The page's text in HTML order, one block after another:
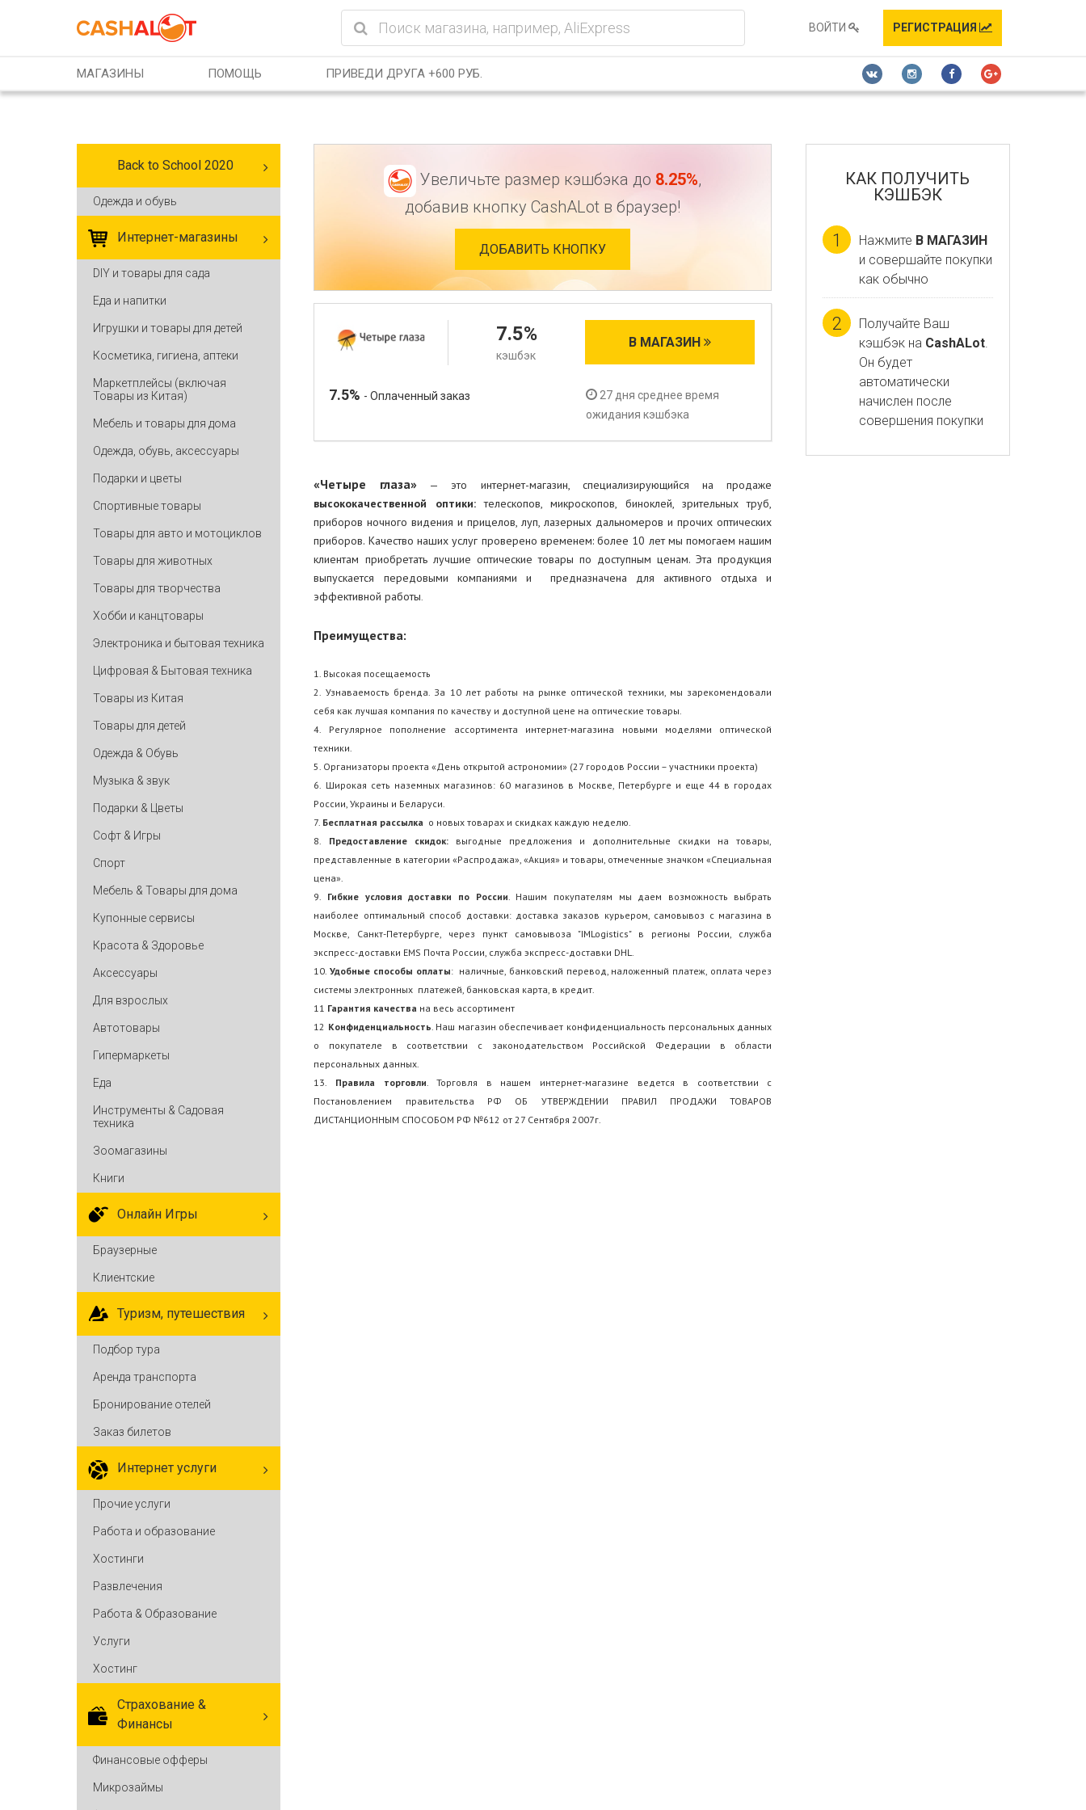
ВОЙТИ
РЕГИСТРАЦИЯ
МАГАЗИНЫ ПОМОЩЬ ПРИВЕДИ ДРУГА +600 РУБ.
Back to School 2020
Одежда и обувь
Интернет-магазины
DIY и товары для сада
Еда и напитки
Игрушки и товары для детей
Косметика, гигиена, аптеки
Маркетплейсы (включая
Товары из Китая)
Мебель и товары для дома
Одежда, обувь, аксессуары
Подарки и цветы
Спортивные товары
Товары для авто и мотоциклов
Товары для животных
Товары для творчества
Хобби и канцтовары
Электроника и бытовая техника
Цифровая & Бытовая техника
Товары из Китая
Товары для детей
Одежда & Обувь
Музыка & звук
Подарки & Цветы
Софт & Игры
Спорт
Мебель & Товары для дома
Купонные сервисы
Красота & Здоровье
Аксессуары
Для взрослых
Автотовары
Гипермаркеты
Еда
Инструменты & Садовая
техника
Зоомагазины
Книги
Онлайн Игры
Браузерные
Клиентские
Туризм, путешествия
Подбор тура
Аренда транспорта
Бронирование отелей
Заказ билетов
Интернет услуги
Прочие услуги
Работа и образование
Хостинги
Развлечения
Работа & Образование
Услуги
Хостинг
Cтрахование &
Финансы
Финансовые офферы
Микрозаймы
Увеличьте размер кэшбэка до 8.25%,
добавив кнопку CashALot в браузер!
ДОБАВИТЬ КНОПКУ
В МАГАЗИН
7.5%
кэшбэк
7.5% - Оплаченный заказ
27 дня среднее время
ожидания кэшбэка
«Четыре глаза»— это интернет-магазин, специализирующийся на продаже
высококачественной оптики:телескопов, микроскопов, биноклей, зрительных труб,
приборов ночного видения и прицелов, луп, лазерных дальномеров и прочих оптических
приборов. Качество наших услуг проверено временем: более 10 лет мы помогаем нашим
клиентам приобретать лучшие оптические товары по доступным ценам. Эта продукция
выпускается передовыми компаниями и предназначена для активного отдыха и
эффективной работы.
Преимущества:
1. Высокая посещаемость
2. Узнаваемость бренда. За 10 лет работы на рынке оптической техники, мы зарекомендовали
себя как лучшая компания по качеству и доступной цене на оптические товары.
4. Регулярное пополнение ассортимента интернет-магазина новыми моделями оптической
техники.
5. Организаторы проекта «День открытой астрономии» (27 городов России – участники проекта)
6. Широкая сеть наземных магазинов: 60 магазинов в Москве, Петербурге и еще 44 в городах
России, Украины и Беларуси.
7. Бесплатная рассылка о новых товарах и скидках каждую неделю.
8. Предоставление скидок:выгодные предложения и дополнительные скидки на товары,
представленные в категории «Распродажа», «Акция» и товары, отмеченные значком «Специальная
цена».
9. Гибкие условия доставки по России. Нашим покупателям мы даем возможность выбрать
наиболее оптимальный способ доставки: доставка заказов курьером, самовывоз с магазина в
Москве, Санкт-Петербурге, через пункт самовывоза "IMLogistics" в регионы России, служба
экспресс-доставки EMS Почта России, служба экспресс-доставки DHL.
10.Удобные способы оплаты: наличные, банковский перевод, наложенный платеж, оплата через
системы электронных платежей, банковская карта, в кредит.
11 Гарантия качества на весь ассортимент
12 Конфиденциальность. Наш магазин обеспечивает конфиденциальность персональных данных
о покупателе в соответствии с законодательством Российской Федерации в области
персональных данных.
13. Правила торговли. Торговля в нашем интернет-магазине ведется в соответствии с
Постановлением правительства РФ ОБ УТВЕРЖДЕНИИ ПРАВИЛ ПРОДАЖИ ТОВАРОВ
ДИСТАНЦИОННЫМ СПОСОБОМ РФ №612 от 27 Сентября 2007г.
КАК ПОЛУЧИТЬ
КЭШБЭК
1 Нажмите В МАГАЗИН
и совершайте покупки
как обычно
2
Получайте Ваш
кэшбэк на CashALot.
Он будет
автоматически
начислен после
совершения покупки